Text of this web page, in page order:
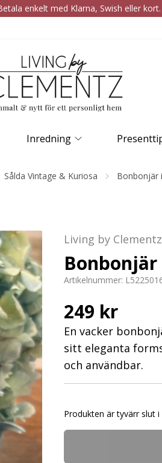
enkelt med Klarna, Swish eller kort.
Inredning
Sålda Vintage & Kuriosa Bonbonjär
Living by Clementz
Artikelnummer:
249 kr
En vacker
sitt eleganta
och användbar.
Produkten är tyvärr slut i